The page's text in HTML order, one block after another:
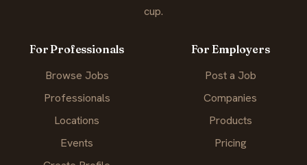
cup.
For Professionals
Browse Jobs
Professionals
Locations
Events
For Employers
Post a Job
Companies
Products
Pricing